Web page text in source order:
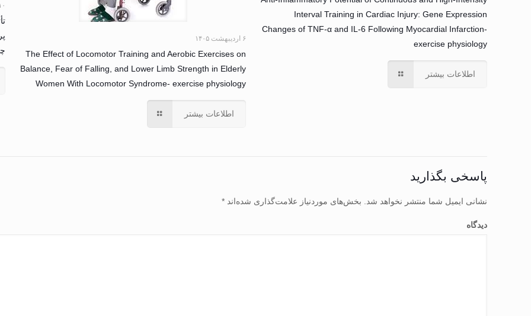
Interval Training in Cardiac Injury: Gene Expression
Changes of TNF-α and IL-6 Following Myocardial Infarction-
exercise physiology
اطلاعات بیشتر
۶ اردیبهشت ۱۴۰۵
The Effect of Locomotor Training and Aerobic Exercises on
Balance, Fear of Falling, and Lower Limb Strength in Elderly
Women With Locomotor Syndrome- exercise physiology
اطلاعات بیشتر
۱۰
پاسخی بگذارید
نشانی ایمیل شما منتشر نخواهد شد. بخش‌های موردنیاز علامت‌گذاری شده‌اند*
دیدگاه